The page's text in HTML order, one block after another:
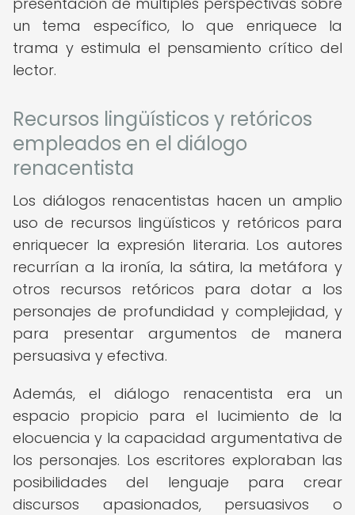
un tema específico, lo que enriquece la
trama y estimula el pensamiento crítico del
lector.
Recursos lingüísticos y retóricos
empleados en el diálogo
renacentista
Los diálogos renacentistas hacen un amplio
uso de recursos lingüísticos y retóricos para
enriquecer la expresión literaria. Los autores
recurrían a la ironía, la sátira, la metáfora y
otros recursos retóricos para dotar a los
personajes de profundidad y complejidad, y
para presentar argumentos de manera
persuasiva y efectiva.
Además, el diálogo renacentista era un
espacio propicio para el lucimiento de la
elocuencia y la capacidad argumentativa de
los personajes. Los escritores exploraban las
posibilidades del lenguaje para crear
discursos apasionados, persuasivos o